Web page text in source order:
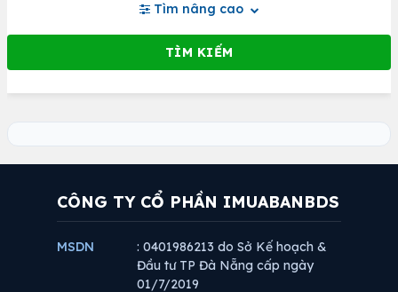
Tìm nâng cao
CÔNG TY CỔ PHẦN IMUABANBDS
MSDN
: 0401986213 do Sở Kế hoạch &
Đầu tư TP Đà Nẵng cấp ngày
01/7/2019